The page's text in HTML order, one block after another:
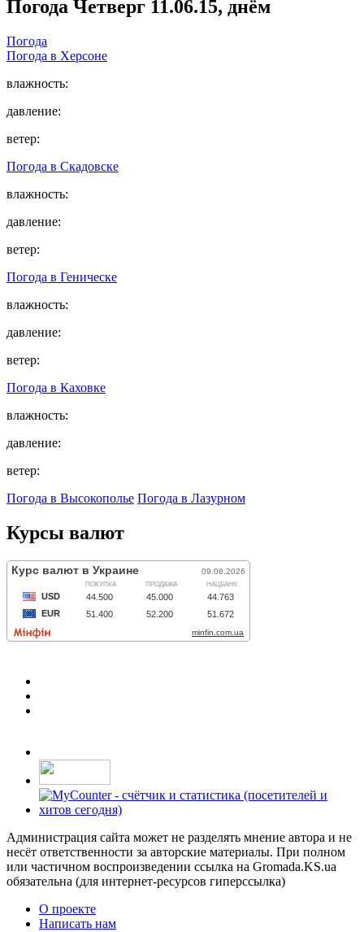
Погода Четверг 11.06.15, днём
Погода
Погода в Херсоне
влажность:
давление:
ветер:
Погода в Скадовске
влажность:
давление:
ветер:
Погода в Геническе
влажность:
давление:
ветер:
Погода в Каховке
влажность:
давление:
ветер:
Погода в Высокополье Погода в Лазурном
Курсы валют
Администрация сайта может не разделять мнение автора и не
несёт ответственности за авторские материалы. При полном
или частичном воспроизведении ссылка на Gromada.KS.ua
обязательна (для интернет-ресурсов гиперссылка)
О проекте
Написать нам